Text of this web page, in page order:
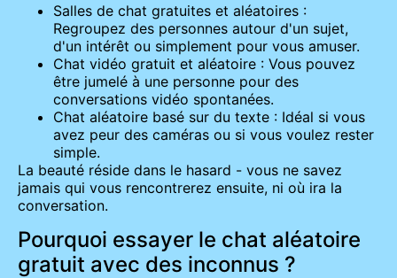
Salles de chat gratuites et aléatoires :
Regroupez des personnes autour d'un sujet,
d'un intérêt ou simplement pour vous amuser.
Chat vidéo gratuit et aléatoire : Vous pouvez
être jumelé à une personne pour des
conversations vidéo spontanées.
Chat aléatoire basé sur du texte : Idéal si vous
avez peur des caméras ou si vous voulez rester
simple.
La beauté réside dans le hasard - vous ne savez
jamais qui vous rencontrerez ensuite, ni où ira la
conversation.
Pourquoi essayer le chat aléatoire
gratuit avec des inconnus ?